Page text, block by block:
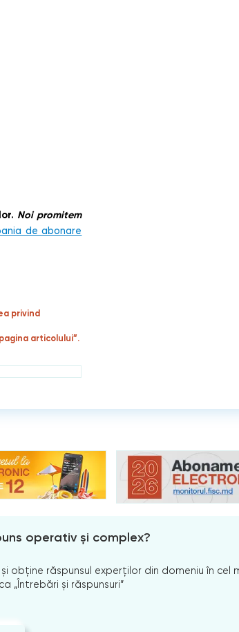
Noi promitem
de abonare
privind
articolului”.
operativ și complex?
obține răspunsul experților din domeniu în cel
„Întrebări și răspunsuri”